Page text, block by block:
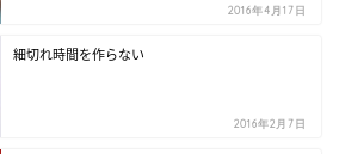
2016年4月17日
細切れ時間を作らない
2016年2月7日